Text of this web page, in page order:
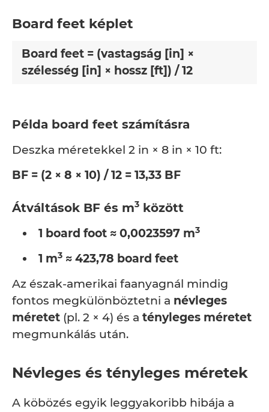
Board feet képlet
Board feet = (vastagság [in] ×
szélesség [in] × hossz [ft]) / 12
Példa board feet számításra
Deszka méretekkel 2 in × 8 in × 10 ft:
BF = (2 × 8 × 10) / 12 = 13,33 BF
Átváltások BF és m3 között
1 board foot ≈ 0,0023597 m3
1 m3 ≈ 423,78 board feet
Az észak-amerikai faanyagnál mindig
fontos megkülönböztetni a névleges
méretet (pl. 2 × 4) és a tényleges méretet
megmunkálás után.
Névleges és tényleges méretek
A köbözés egyik leggyakoribb hibája a